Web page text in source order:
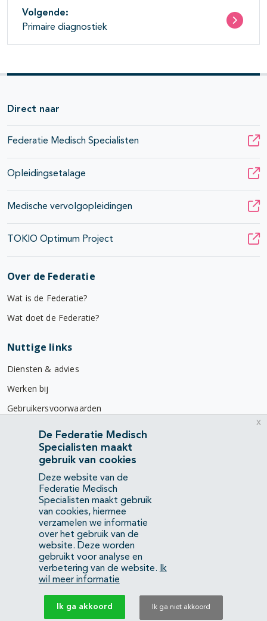
Volgende:
Primaire diagnostiek
Direct naar
Federatie Medisch Specialisten
Opleidingsetalage
Medische vervolgopleidingen
TOKIO Optimum Project
Over de Federatie
Wat is de Federatie?
Wat doet de Federatie?
Nuttige links
Diensten & advies
Werken bij
Gebruikersvoorwaarden
Privacyverklaring
Contact
Mercatorlaan 1200
3528 BL Utrecht
(088) 505 34 34
info@richtlijnendatabase.nl
YouTubeLinkedIn
KvK Federatie Medisch Specialisten:40483480
De Federatie Medisch
Specialisten maakt
gebruik van cookies
Deze website van de
Federatie Medisch
Specialisten maakt gebruik
van cookies, hiermee
verzamelen we informatie
over het gebruik van de
website. Deze worden
gebruikt voor analyse en
verbetering van de website.
Ik
wil meer informatie
Ik ga akkoord Ik ga niet akkoord
x